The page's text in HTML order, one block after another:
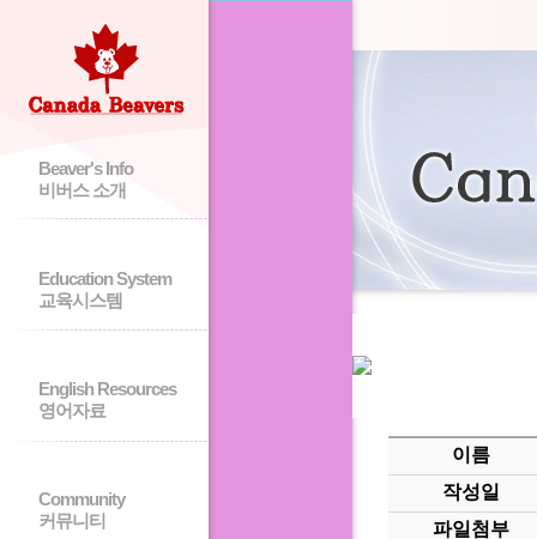
Beaver's Info
비버스 소개
Education System
교육시스템
English Resources
영어자료
Community
커뮤니티
이름
작성일
파일첨부